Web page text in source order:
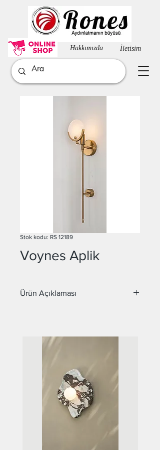
İletisim
Hakkımızda​
Stok kodu: RS 12189
Voynes Aplik
Ürün Açıklaması